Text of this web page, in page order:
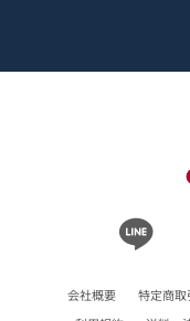
会社概要 特定商